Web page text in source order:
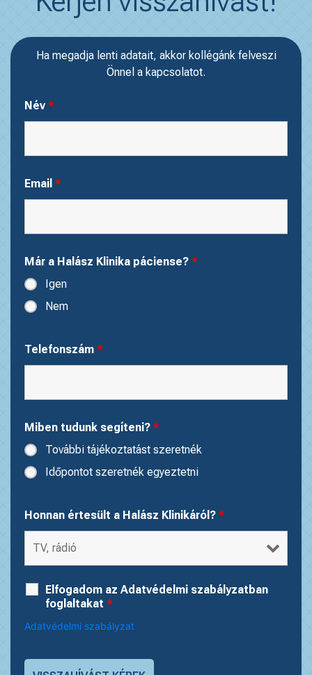
Ha megadja lenti adatait, akkor kollégánk felveszi
Önnel a kapcsolatot.
Név *
Email *
Már a Halász Klinika páciense? *
Igen
Nem
Telefonszám *
Miben tudunk segíteni? *
További tájékoztatást szeretnék
Időpontot szeretnék egyeztetni
Honnan értesült a Halász Klinikáról? *
Elfogadom az Adatvédelmi szabályzatban
foglaltakat *
Adatvédelmi szabályzat